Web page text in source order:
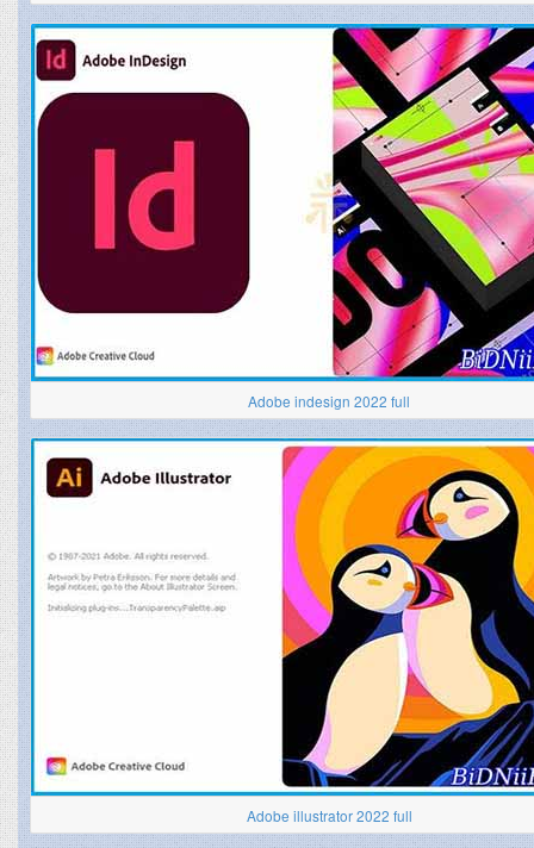
Adobe indesign 2022 full
Adobe illustrator 2022 full